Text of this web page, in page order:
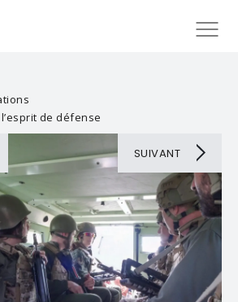
de défense
SUIVANT